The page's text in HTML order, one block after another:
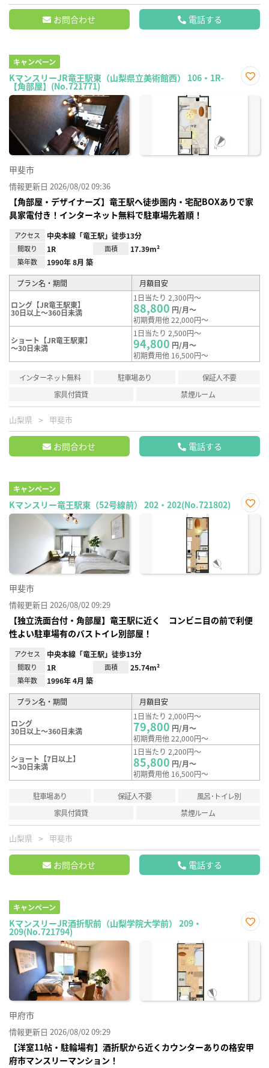
お問合わせ 電話する
キャンペーン
KマンスリーJR竜王駅東（山梨県立美術館西） 106・1R-
【角部屋】(No.721771)
に入
甲斐市
情報更新日 2026/08/02 09:36
【角部屋・デザイナーズ】竜王駅へ徒歩圏内・宅配BOXありで家
具家電付き！インターネット無料で駐車場先着順！
アクセス 中央本線「竜王駅」徒歩13分
間取り 1R 面積 17.39m²
築年数 1990年 8月 築
プラン名・期間 月額目安
ロング【JR竜王駅東】
30日以上～360日未満
1日当たり 2,300円～
88,800 円/月～
初期費用他 22,000円～
ショート【JR竜王駅東】
～30日未満
1日当たり 2,500円～
94,800 円/月～
初期費用他 16,500円～
インターネット無料 駐車場あり
保証人不要
家具付賃貸
禁煙ルーム
山梨県 甲斐市
お問合わせ 電話する
キャンペーン
Kマンスリー竜王駅東（52号線前） 202・202(No.721802)
お気
甲斐市
情報更新日 2026/08/02 09:29
【独立洗面台付・角部屋】竜王駅に近く コンビニ目の前で利便
性よい駐車場有のバストイレ別部屋！
アクセス 中央本線「竜王駅」徒歩13分
間取り 1R 面積 25.74m²
築年数 1996年 4月 築
プラン名・期間 月額目安
ロング
30日以上～360日未満
1日当たり 2,000円～
79,800 円/月～
初期費用他 22,000円～
ショート【7日以上】
～30日未満
1日当たり 2,200円～
85,800 円/月～
初期費用他 16,500円～
駐車場あり 保証人不要
風呂･トイレ別
家具付賃貸
禁煙ルーム
山梨県 甲斐市
お問合わせ 電話する
キャンペーン
KマンスリーJR酒折駅前（山梨学院大学前） 209・
209(No.721794)
に入
甲府市
情報更新日 2026/08/02 09:29
【洋室11帖・駐輪場有】酒折駅から近くカウンターありの格安甲
府市マンスリーマンション！